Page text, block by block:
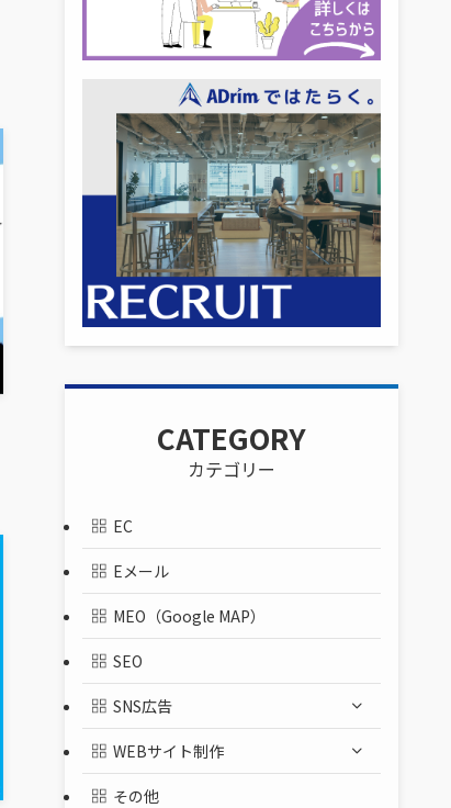
CATEGORY
カテゴリー
EC
Eメール
MEO（Google MAP）
SEO
SNS広告
WEBサイト制作
その他